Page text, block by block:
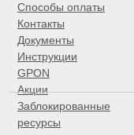
Способы оплаты
Контакты
Документы
Инструкции
GPON
Акции
Заблокированные
ресурсы